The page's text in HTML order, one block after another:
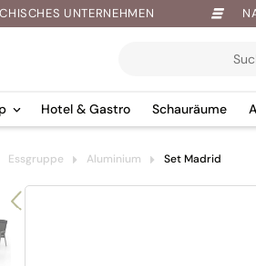
UNTERNEHMEN
Hotel & Gastro Schauräume
Essgruppe Aluminium Set Madrid